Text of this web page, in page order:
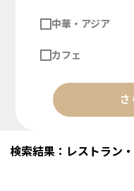
中華・アジア
カフェ
検索結果：レストラン